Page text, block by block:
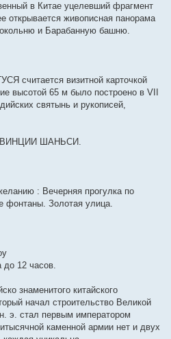
в Китае уцелевший фрагмент
открывается живописная панорама
и Барабанную башню.
визитной карточкой
высотой 65 м было построено в VII
святынь и рукописей,
ШАНЬСИ.
: Вечерняя прогулка по
Золотая улица.
до 12 часов.
знаменитого китайского
начал строительство Великой
э. стал первым императором
каменной армии нет и двух